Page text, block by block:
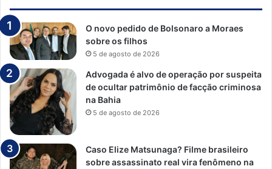
O novo pedido de Bolsonaro a Moraes
sobre os filhos
5 de agosto de 2026
Advogada é alvo de operação por suspeita
de ocultar patrimônio de facção criminosa
na Bahia
5 de agosto de 2026
Caso Elize Matsunaga? Filme brasileiro
sobre assassinato real vira fenômeno na